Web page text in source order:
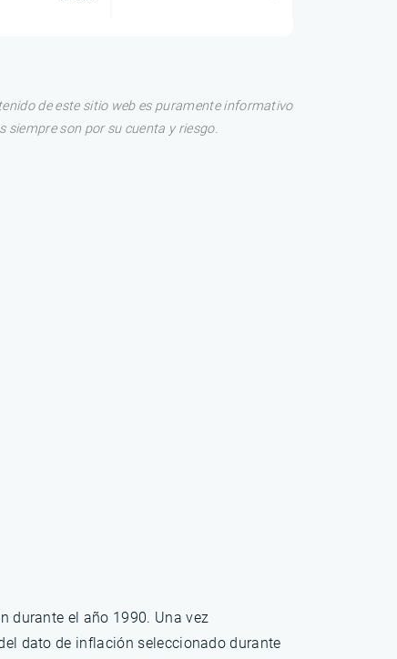
de este sitio web es puramente informativo
son por su cuenta y riesgo.
durante el año 1990. Una vez
dato de inflación seleccionado durante